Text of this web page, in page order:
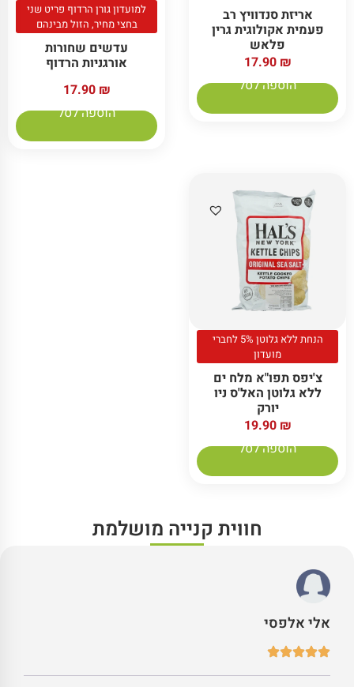
אריזת סנדוויץ רב
פעמית אקולוגית גרין
פלאש
17.90 ₪
הוספה לסל
למועדון גורן הרדוף פריט שני
בחצי מחיר, הזול מבינהם
עדשים שחורות
אורגניות הרדוף
17.90 ₪
הוספה לסל
הנחת ללא גלוטן 5% לחברי
מועדון
צ'יפס תפו"א מלח ים
ללא גלוטן האל'ס ניו
יורק
19.90 ₪
הוספה לסל
חווית קנייה מושלמת
אלי אלפסי